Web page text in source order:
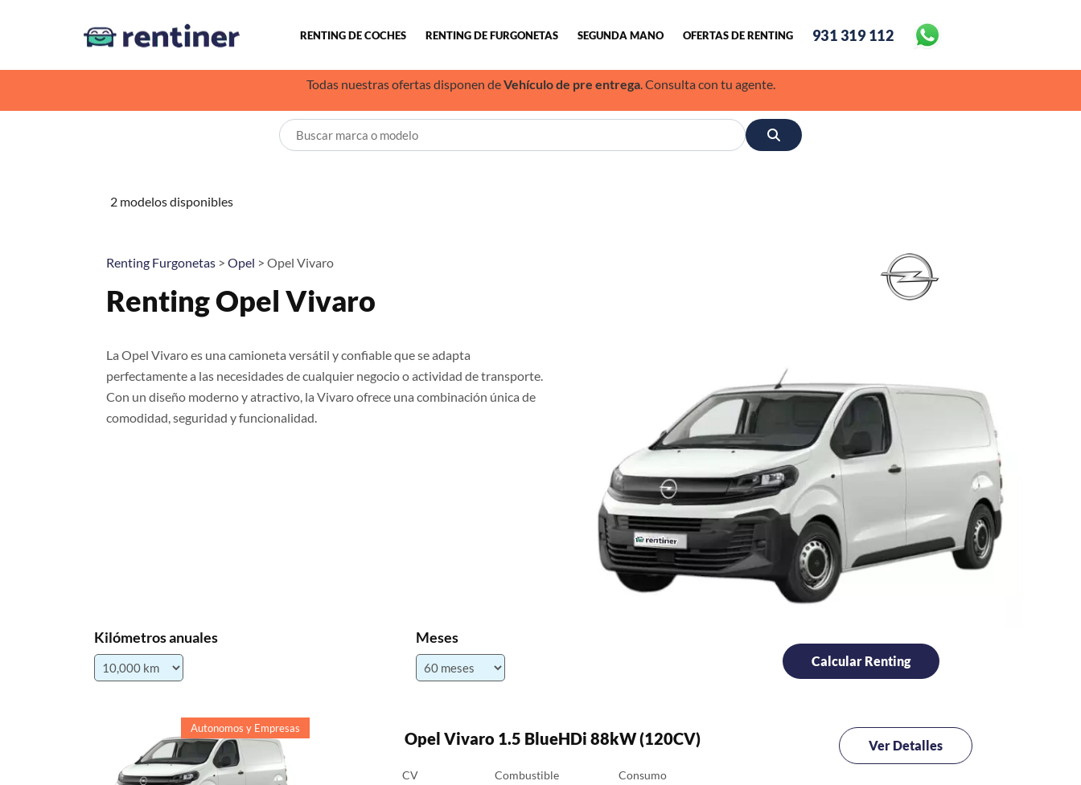
RENTING DE COCHES RENTING DE FURGONETAS SEGUNDA MANO OFERTAS DE RENTING 931 319 112
Todas nuestras ofertas disponen deVehículo de pre entrega. Consulta con tu agente.
2 modelos disponibles
Renting Furgonetas > Opel > Opel Vivaro
Renting Opel Vivaro
La Opel Vivaro es una camioneta versátil y confiable que se adapta
perfectamente a las necesidades de cualquier negocio o actividad de transporte.
Con un diseño moderno y atractivo, la Vivaro ofrece una combinación única de
comodidad, seguridad y funcionalidad.
Kilómetros anuales Meses
Autonomos y Empresas
Opel Vivaro 1.5 BlueHDi 88kW (120CV)
CV Combustible Consumo
Ver Detalles